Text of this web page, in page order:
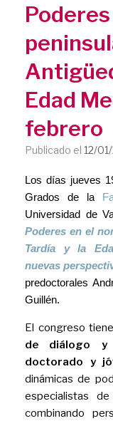
Edad
febrero
Publicado el 12/
Los días jueves
Grados de la
Universidad de
Poderes en el
Tardía y la
nuevas
predoctorales
Guillén.
El congreso
de diálogo y
doctorado y
dinámicas de
especialistas de
combinando